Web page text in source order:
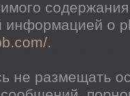
информацией о
.
не размещать